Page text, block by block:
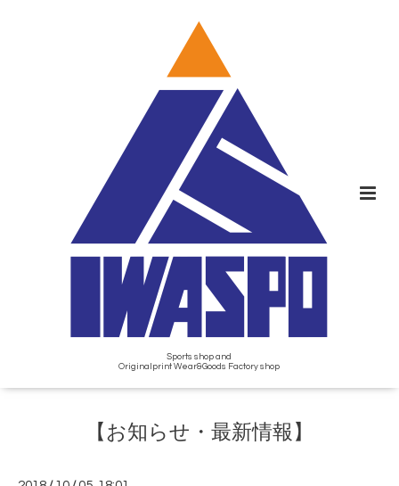
Sports shop and
Originalprint Wear&Goods Factory shop
【お知らせ・最新情報】